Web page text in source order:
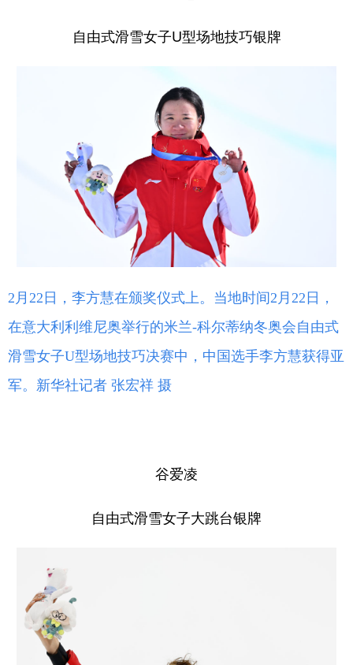
自由式滑雪女子U型场地技巧银牌
2月22日，李方慧在颁奖仪式上。当地时间2月22日，
在意大利利维尼奥举行的米兰-科尔蒂纳冬奥会自由式
滑雪女子U型场地技巧决赛中，中国选手李方慧获得亚
军。新华社记者 张宏祥 摄
谷爱凌
自由式滑雪女子大跳台银牌